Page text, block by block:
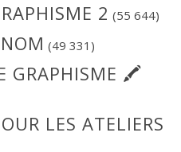
2 (55 644)
(49 331)
GRAPHISME 🖍
LES ATELIERS